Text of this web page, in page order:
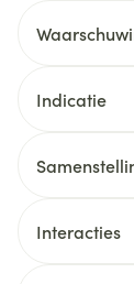
Indicatie
Interacties